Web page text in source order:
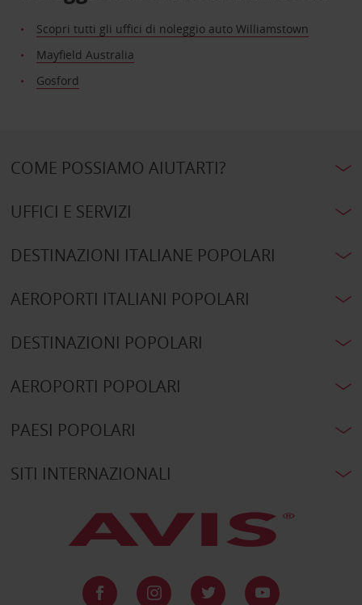
Scopri tutti gli uffici di noleggio auto Williamstown
Mayfield Australia
Gosford
COME POSSIAMO AIUTARTI?
UFFICI E SERVIZI
DESTINAZIONI ITALIANE POPOLARI
AEROPORTI ITALIANI POPOLARI
DESTINAZIONI POPOLARI
AEROPORTI POPOLARI
PAESI POPOLARI
SITI INTERNAZIONALI